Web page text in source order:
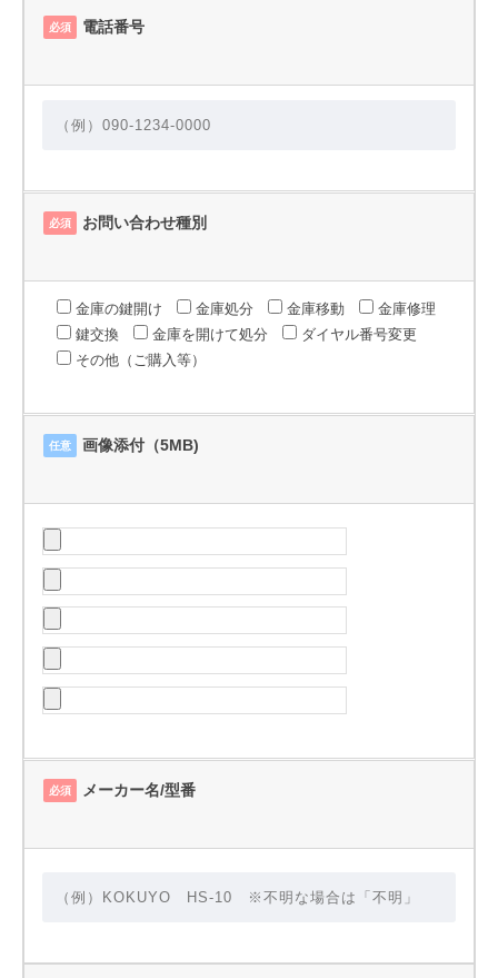
必須 電話番号
必須 お問い合わせ種別
金庫の鍵開け 金庫処分 金庫移動
金庫修理
鍵交換
金庫を開けて処分
ダイヤル番号変更
その他（ご購入等）
任意 画像添付（5MB)
必須 メーカー名/型番